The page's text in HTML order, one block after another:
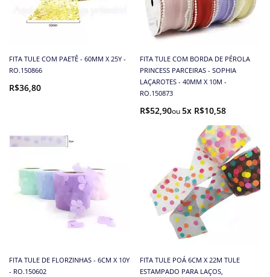
FITA TULE COM PAETÊ - 60MM X 25Y -
RO.150866
R$36,80
FITA TULE COM BORDA DE PÉROLA
PRINCESS PARCEIRAS - SOPHIA
LAÇAROTES - 40MM X 10M -
RO.150873
R$52,90 5x R$10,58
FITA TULE DE FLORZINHAS - 6CM X 10Y
- RO.150602
FITA TULE POÁ 6CM X 22M TULE
ESTAMPADO PARA LAÇOS,